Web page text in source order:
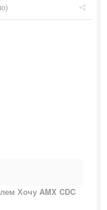
Хочу AMX CDC